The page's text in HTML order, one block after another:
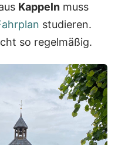
Kappeln muss
studieren.
so regelmäßig.